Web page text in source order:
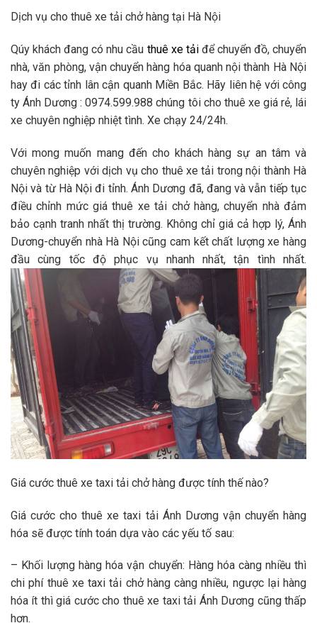
Dịch vụ cho thuê xe tải chở hàng tại Hà Nội
Qúy khách đang có nhu cầu thuê xe tảiđể chuyển đồ, chuyển
nhà, văn phòng, vận chuyển hàng hóa quanh nội thành Hà Nội
hay đi các tỉnh lân cận quanh Miền Bắc. Hãy liên hệ với công
ty Ánh Dương : 0974.599.988 chúng tôi cho thuê xe giá rẻ, lái
xe chuyên nghiệp nhiệt tình. Xe chạy 24/24h.
Với mong muốn mang đến cho khách hàng sự an tâm và
chuyên nghiệp với dịch vụ cho thuê xe tải trong nội thành Hà
Nội và từ Hà Nội đi tỉnh. Ánh Dương đã, đang và vẫn tiếp tục
điều chỉnh mức giá thuê xe tải chở hàng, chuyển nhà đảm
bảo cạnh tranh nhất thị trường. Không chỉ giá cả hợp lý, Ánh
Dương-chuyển nhà Hà Nội cũng cam kết chất lượng xe hàng
đầu cùng tốc độ phục vụ nhanh nhất, tận tình nhất.
Giá cước thuê xe taxi tải chở hàng được tính thế nào?
Giá cước cho thuê xe taxi tải Ánh Dương vận chuyển hàng
hóa sẽ được tính toán dựa vào các yếu tố sau:
– Khối lượng hàng hóa vận chuyển: Hàng hóa càng nhiều thì
chi phí thuê xe taxi tải chở hàng càng nhiều, ngược lại hàng
hóa ít thì giá cước cho thuê xe taxi tải Ánh Dương cũng thấp
hơn.